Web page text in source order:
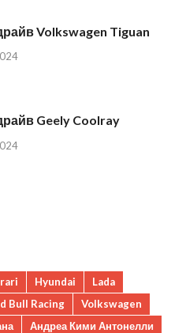
Volkswagen Tiguan
Geely Coolray
Hyundai
Lada
Bull Racing
Volkswagen
Андреа Кими Антонелли